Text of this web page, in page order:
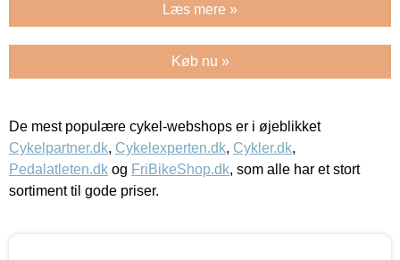
Læs mere »
Køb nu »
De mest populære cykel-webshops er i øjeblikket
Cykelpartner.dk, Cykelexperten.dk, Cykler.dk,
Pedalatleten.dk og FriBikeShop.dk, som alle har et stort
sortiment til gode priser.